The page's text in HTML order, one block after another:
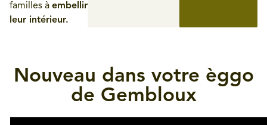
familles à embellir
leur intérieur.
Nouveau dans votre èggo
de Gembloux